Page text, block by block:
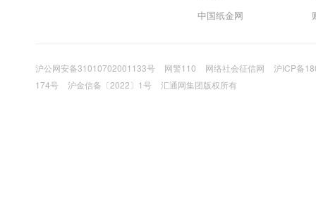
中国纸金网
沪公网安备31010702001133号 网警110 网络社会征信网
沪ICP备
174号
沪金信备〔2022〕1号 汇通网集团版权所有